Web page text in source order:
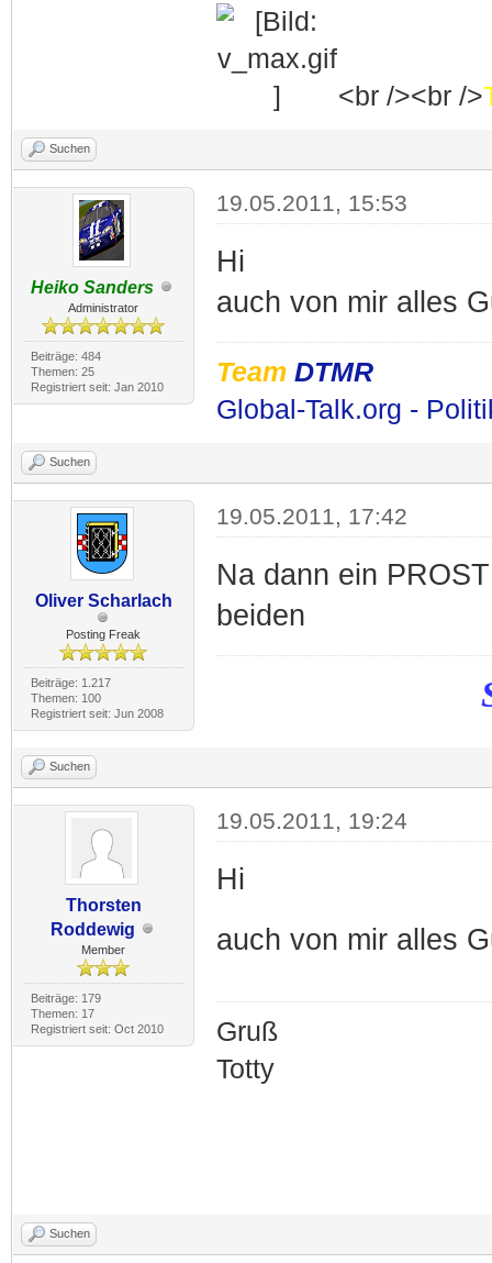
<br /><br />
Suchen
Heiko Sanders
Administrator
Beiträge: 484
Themen: 25
Registriert seit: Jan 2010
19.05.2011, 15:53
Hi
auch von mir alles
Team DTMR
Global-Talk.org -
Suchen
Oliver Scharlach
Posting Freak
Beiträge: 1.217
Themen: 100
Registriert seit: Jun 2008
19.05.2011, 17:42
Na dann ein
beiden
Suchen
Thorsten
Roddewig
Member
Beiträge: 179
Themen: 17
Registriert seit: Oct 2010
19.05.2011, 19:24
Hi
auch von mir alles
Gruß
Totty
Suchen